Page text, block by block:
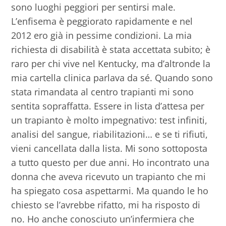
sono luoghi peggiori per sentirsi male.
L’enfisema è peggiorato rapidamente e nel
2012 ero già in pessime condizioni. La mia
richiesta di disabilità è stata accettata subito; è
raro per chi vive nel Kentucky, ma d’altronde la
mia cartella clinica parlava da sé. Quando sono
stata rimandata al centro trapianti mi sono
sentita sopraffatta. Essere in lista d’attesa per
un trapianto è molto impegnativo: test infiniti,
analisi del sangue, riabilitazioni… e se ti rifiuti,
vieni cancellata dalla lista. Mi sono sottoposta
a tutto questo per due anni. Ho incontrato una
donna che aveva ricevuto un trapianto che mi
ha spiegato cosa aspettarmi. Ma quando le ho
chiesto se l’avrebbe rifatto, mi ha risposto di
no. Ho anche conosciuto un’infermiera che